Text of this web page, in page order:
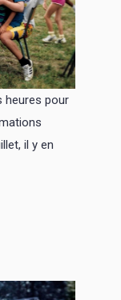
heures pour
il y en